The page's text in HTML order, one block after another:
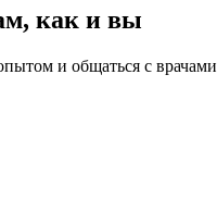
как и вы
и общаться с врачами